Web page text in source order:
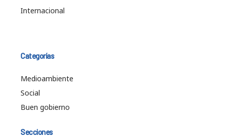
Internacional
Categorías
Medioambiente
Social
Buen gobierno
Secciones